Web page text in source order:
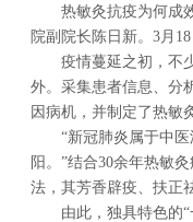
热敏灸抗疫为何成
院副院长陈日新。3月
疫情蔓延之初，不
外。采集患者信息、分
因病机，并制定了热敏
“新冠肺炎属于中
阳。”结合30余年热敏
法，其芳香辟疫、扶正
由此，独具特色的